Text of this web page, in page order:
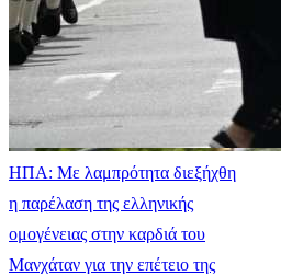
ΗΠΑ: Με λαμπρότητα διεξήχθη
η παρέλαση της ελληνικής
ομογένειας στην καρδιά του
Μανχάταν για την επέτειο της